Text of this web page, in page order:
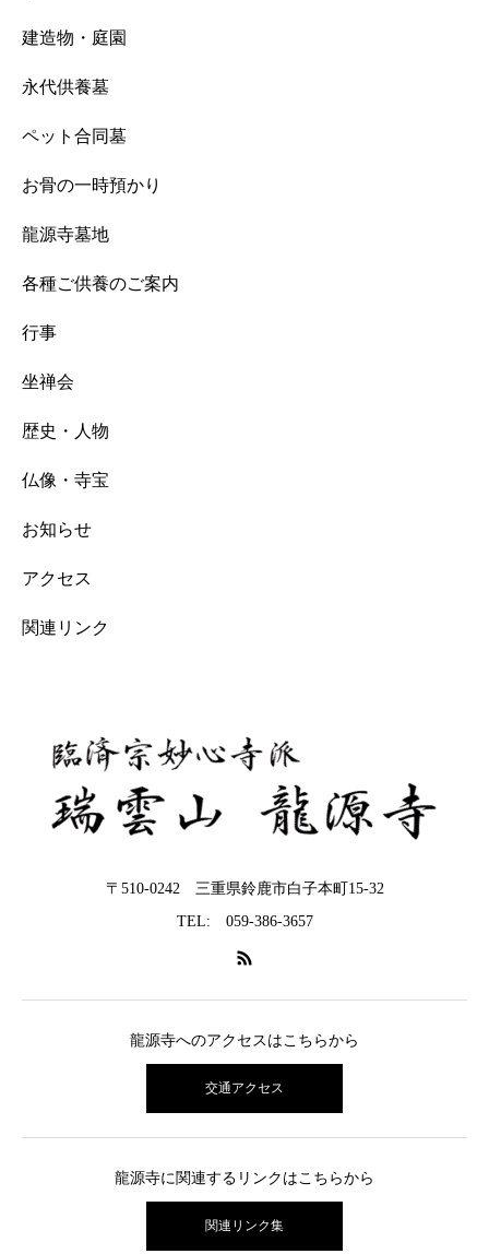
建造物・庭園
永代供養墓
ペット合同墓
お骨の一時預かり
龍源寺墓地
各種ご供養のご案内
行事
坐禅会
歴史・人物
仏像・寺宝
お知らせ
アクセス
関連リンク
〒510-0242 三重県鈴鹿市白子本町15-32
TEL: 059-386-3657
龍源寺へのアクセスはこちらから
交通アクセス
龍源寺に関連するリンクはこちらから
関連リンク集